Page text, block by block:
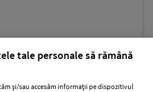
tale personale să rămână
și/sau accesăm informații pe dispozitivul